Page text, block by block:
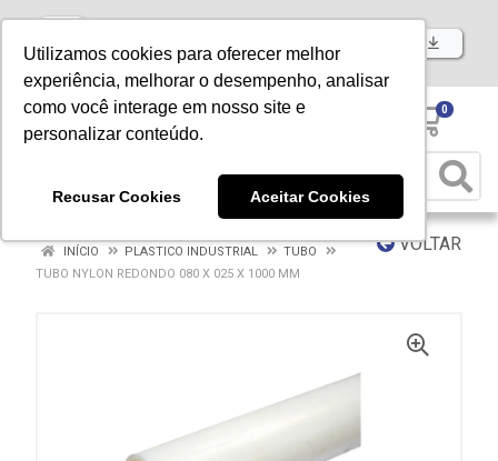
Utilizamos cookies para oferecer melhor
experiência, melhorar o desempenho, analisar
como você interage em nosso site e
personalizar conteúdo.
Recusar Cookies Aceitar Cookies
Baixe já nosso APP
0
VOLTAR
INÍCIO PLASTICO INDUSTRIAL
TUBO
TUBO NYLON REDONDO 080 X 025 X 1000 MM